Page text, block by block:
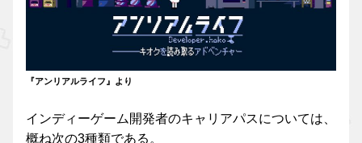
『アンリアルライフ』より
インディーゲーム開発者のキャリアパスについては、
概ね次の3種類である。